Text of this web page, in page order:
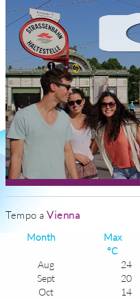
Tempo a Vienna
Month
Max
°C
Aug
24
Sept
20
Oct
14